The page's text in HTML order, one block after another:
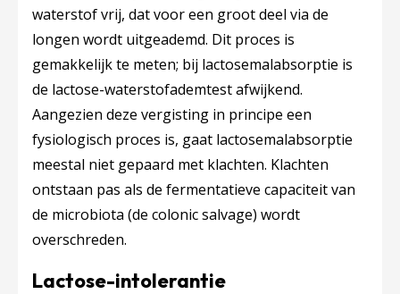
waterstof vrij, dat voor een groot deel via de
longen wordt uitgeademd. Dit proces is
gemakkelijk te meten; bij lactosemalabsorptie is
de lactose-waterstofademtest afwijkend.
Aangezien deze vergisting in principe een
fysiologisch proces is, gaat lactosemalabsorptie
meestal niet gepaard met klachten. Klachten
ontstaan pas als de fermentatieve capaciteit van
de microbiota (de colonic salvage) wordt
overschreden.
Lactose-intolerantie